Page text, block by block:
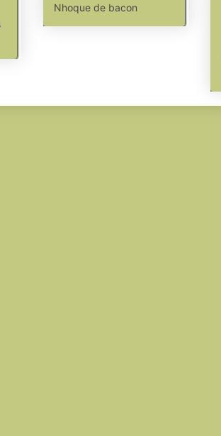
Nhoque de bacon